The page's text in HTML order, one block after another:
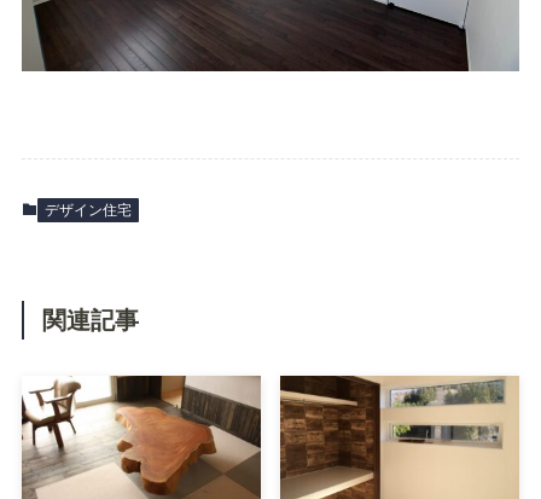
デザイン住宅
関連記事